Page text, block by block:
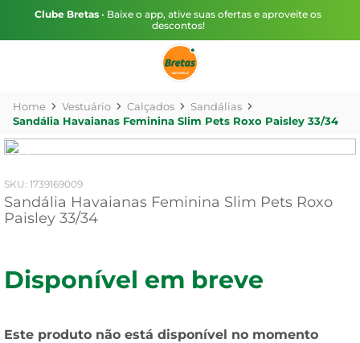
Clube Bretas • Baixe o app, ative suas ofertas e aproveite os
descontos!
Vestuário Calçados
Sandálias
Sandália Havaianas Feminina Slim Pets Roxo Paisley 33/34
: 1739169009
Sandália Havaianas Feminina Slim Pets Roxo
Paisley 33/34
Disponível em breve
Este produto não está disponível no momento